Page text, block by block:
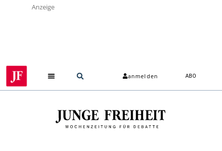
Anzeige
anmelden ABO